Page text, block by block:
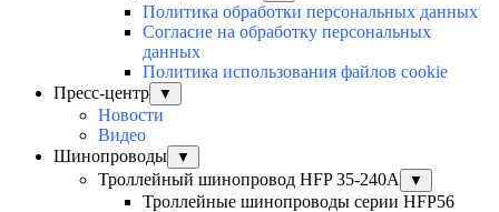
Политика обработки персональных данных
Согласие на обработку персональных
данных
Политика использования файлов cookie
Пресс-центр
▼
Новости
Видео
Шинопроводы
▼
Троллейный шинопровод HFP 35-240А ▼
Троллейные шинопроводы серии HFP56